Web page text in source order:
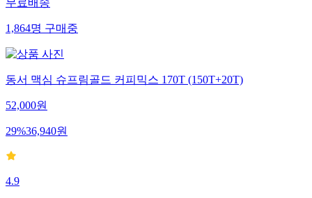
무료배송
1,864명구매중
동서 맥심 슈프림골드 커피믹스 170T (150T+20T)
52,000원
29%36,940원
4.9